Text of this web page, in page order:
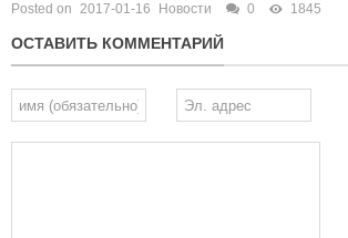
Posted on 2017-01-16 Новости 0 1845
ОСТАВИТЬ КОММЕНТАРИЙ